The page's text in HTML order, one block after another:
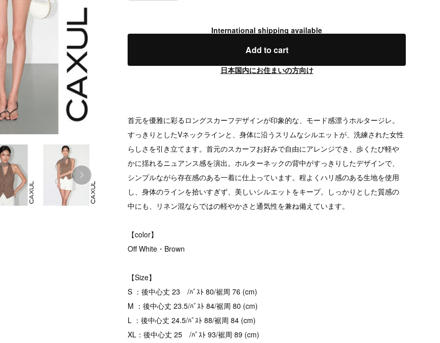
International shipping available
Add to cart
日本国内にお住まいの方向け
首元を優雅に彩るロングスカーフデザインが印象的な、モード感漂うホルタージレ。
すっきりとしたVネックラインと、身体に沿うスリムなシルエットが、洗練された女性
らしさを引き立てます。首元のスカーフお好みで自由にアレンジでき、歩くたび軽や
かに揺れるニュアンス感を演出。ホルターネックの背中がすっきりしたデザインで、
シンプルながら存在感のある一着に仕上っています。程よくハリ感のある生地を使用
し、身体のラインを拾いすぎず、美しいシルエットをキープ。しっかりとした質感の
中にも、リネン混ならではの軽やかさと通気性を兼ね備えています。
【color】
Off White・Brown
【Size】
S ：後中心丈 23 /ﾊﾞｽﾄ 80/裾周 76 (cm)
M ：後中心丈 23.5/ﾊﾞｽﾄ 84/裾周 80 (cm)
L ：後中心丈 24.5/ﾊﾞｽﾄ 88/裾周 84 (cm)
XL：後中心丈 25 /ﾊﾞｽﾄ 93/裾周 89 (cm)